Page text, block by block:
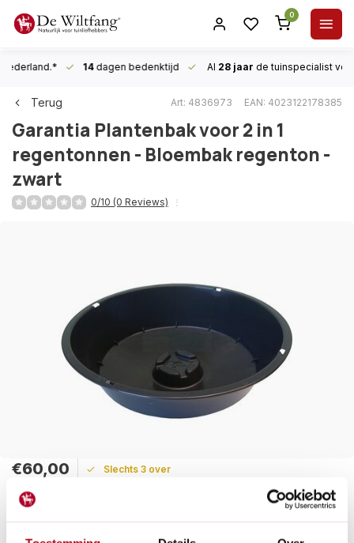
0
14dagen bedenktijd Al 28 jaar de tuinspecialist
Terug Art: 4836973 EAN: 4023122178385
Garantia Plantenbak voor 2 in 1
regentonnen - Bloembak regenton -
zwart
0/10 (0 Reviews)
€60,00 Slechts 3 over
Maak een keuze: